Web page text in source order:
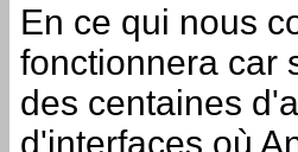
En ce qui nous
fonctionnera car
des centaines
d'interfaces où